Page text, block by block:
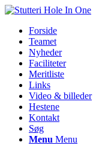
Forside
Teamet
Nyheder
Faciliteter
Meritliste
Links
Video & billeder
Hestene
Kontakt
Søg
Menu Menu